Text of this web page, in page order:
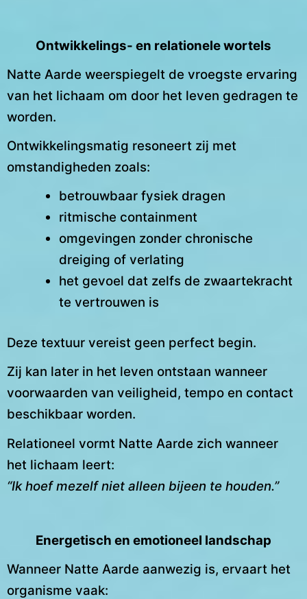
Ontwikkelings- en relationele wortels
Natte Aarde weerspiegelt de vroegste ervaring
van het lichaam om door het leven gedragen te
worden.
Ontwikkelingsmatig resoneert zij met
omstandigheden zoals:
betrouwbaar fysiek dragen
ritmische containment
omgevingen zonder chronische
dreiging of verlating
het gevoel dat zelfs de zwaartekracht
te vertrouwen is
Deze textuur vereist geen perfect begin.
Zij kan later in het leven ontstaan wanneer
voorwaarden van veiligheid, tempo en contact
beschikbaar worden.
Relationeel vormt Natte Aarde zich wanneer
het lichaam leert:
“Ik hoef mezelf niet alleen bijeen te houden.”
Energetisch en emotioneel landschap
Wanneer Natte Aarde aanwezig is, ervaart het
organisme vaak: